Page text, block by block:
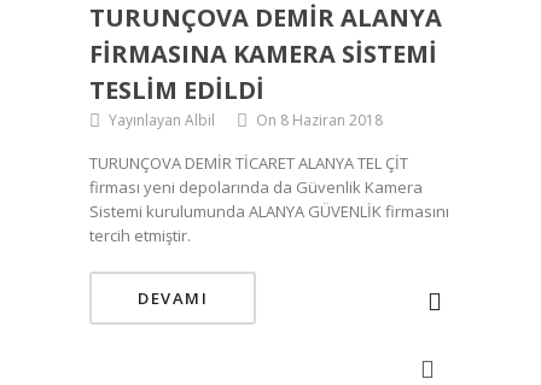
TURUNÇOVA DEMIR ALANYA
FIRMASINA KAMERA SISTEMI
TESLIM EDILDI
Yayınlayan Albil On 8 Haziran 2018
TURUNÇOVA DEMİR TİCARET ALANYA TEL ÇİT
firması yeni depolarında da Güvenlik Kamera
Sistemi kurulumunda ALANYA GÜVENLİK firmasını
tercih etmiştir.
DEVAMI